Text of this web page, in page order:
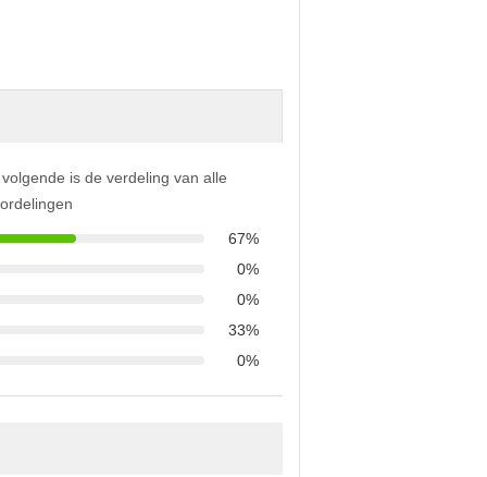
volgende is de verdeling van alle
67%
0%
0%
33%
0%